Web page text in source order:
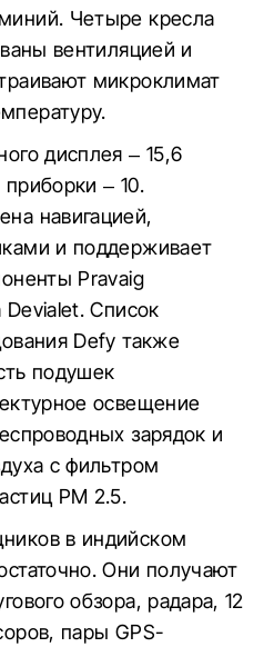
Четыре кресла
вентиляцией и
микроклимат
дисплея – 15,6
– 10.
навигацией,
и поддерживает
Pravaig
Devialet. Список
Defy также
подушек
освещение
зарядок и
с фильтром
PM 2.5.
в индийском
Они получают
обзора, радара, 12
пары GPS-